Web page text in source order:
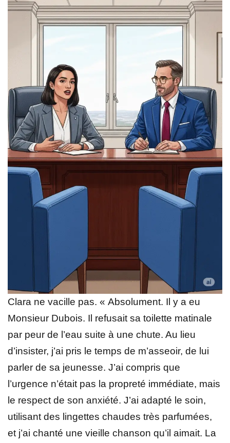
Clara ne vacille pas. « Absolument. Il y a eu
Monsieur Dubois. Il refusait sa toilette matinale
par peur de l’eau suite à une chute. Au lieu
d’insister, j’ai pris le temps de m’asseoir, de lui
parler de sa jeunesse. J’ai compris que
l’urgence n’était pas la propreté immédiate, mais
le respect de son anxiété. J’ai adapté le soin,
utilisant des lingettes chaudes très parfumées,
et j’ai chanté une vieille chanson qu’il aimait. La